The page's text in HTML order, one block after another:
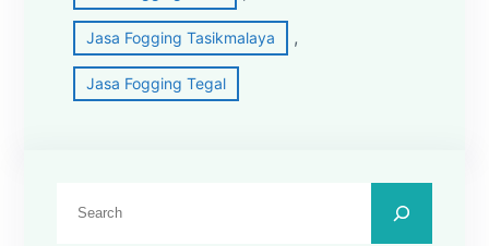
Jasa Fogging Tasikmalaya ,
Jasa Fogging Tegal